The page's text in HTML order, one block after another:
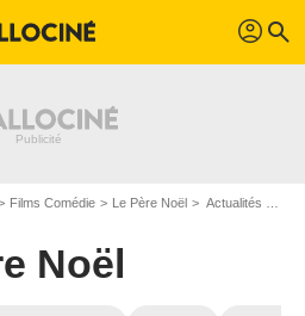
profil search
Films Comédie Le Père Noël Actualités Le Père Noël
Noël